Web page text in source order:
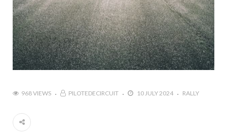
968 VIEWS PILOTEDECIRCUIT 10 JULY 2024 RALLY